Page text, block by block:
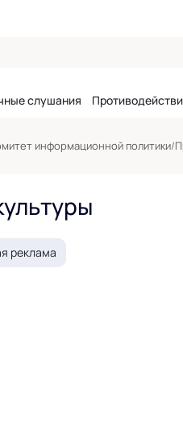
слушания
информационной политики/
реклама